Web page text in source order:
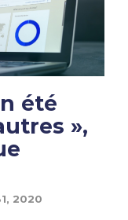
été
»,
2020